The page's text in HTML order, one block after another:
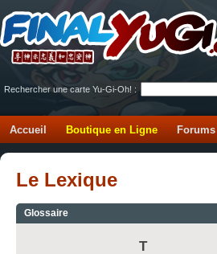
Rechercher une carte Yu-Gi-Oh! :
Accueil Boutique en Ligne Forums
Le Lexique
Glossaire
T